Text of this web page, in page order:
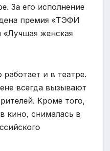
За его исполнение
премия «ТЭФИ
женская
и в театре.
всегда вызывают
Кроме того,
кино, снималась в